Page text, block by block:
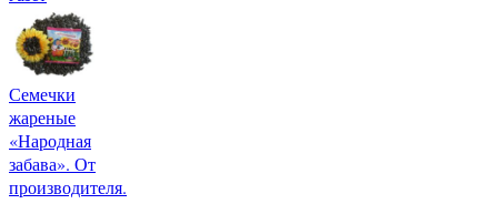
Семечки
жареные
«Народная
забава». От
производителя.